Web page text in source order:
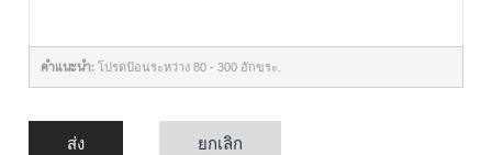
คำแนะนำ: โปรดป้อนระหว่าง 80 - 300 อักขระ.
ส่ง ยกเลิก